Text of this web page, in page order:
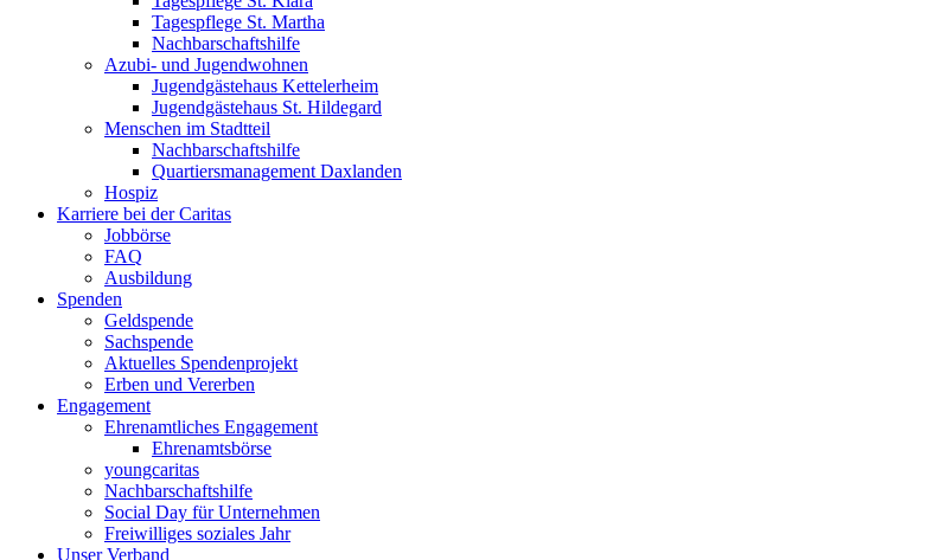
Tagespflege St. Martha
Nachbarschaftshilfe
Azubi- und Jugendwohnen
Jugendgästehaus Kettelerheim
Jugendgästehaus St. Hildegard
Menschen im Stadtteil
Nachbarschaftshilfe
Quartiersmanagement Daxlanden
Hospiz
Karriere bei der Caritas
Jobbörse
FAQ
Ausbildung
Spenden
Geldspende
Sachspende
Aktuelles Spendenprojekt
Erben und Vererben
Engagement
Ehrenamtliches Engagement
Ehrenamtsbörse
youngcaritas
Nachbarschaftshilfe
Social Day für Unternehmen
Freiwilliges soziales Jahr
Unser Verband